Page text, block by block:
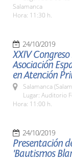
Salamanca
Hora: 11:30 h.
24/10/2019
XXIV
Asociación
en Atención
Salamanca
Lugar: Auditorio
Hora: 11:00 h.
24/10/2019
Presentación
'Bautismos